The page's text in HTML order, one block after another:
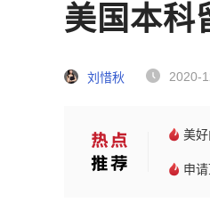
美国本科
刘惜秋 2020-
美好
申